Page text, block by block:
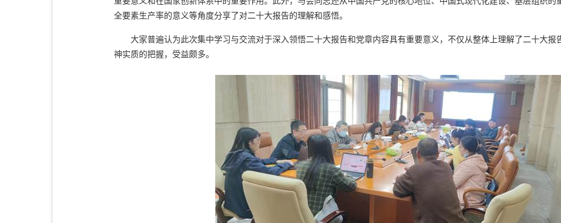
全要素生产率的意义等角度分享了对二十大报告的理解和感悟。
大家普遍认为此次集中学习与交流对于深入领悟二十大报告和党章内容具有重要意义，不仅从整体上理解了二十大报
神实质的把握，受益颇多。